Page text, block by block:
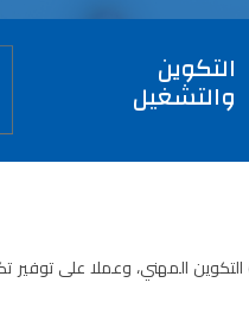
التكوين
والتشغيل
المهني، وعملا على